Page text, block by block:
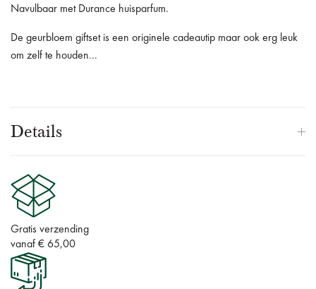
Navulbaar met Durance huisparfum.
De geurbloem giftset is een originele cadeautip maar ook erg leuk
om zelf te houden...
Details
Gratis verzending
vanaf € 65,00